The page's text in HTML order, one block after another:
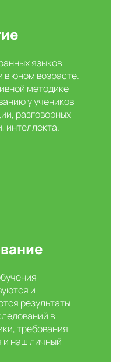
языков
в юном возрасте.
методике
у учеников
разговорных
интеллекта.
и
результаты
в
требования
и наш личный